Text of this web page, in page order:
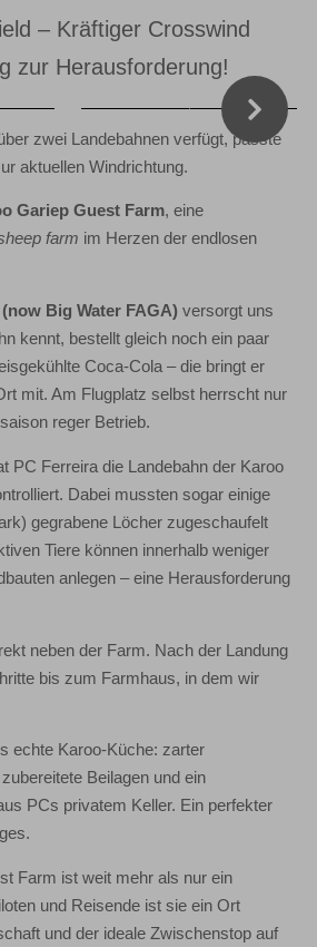
– Kräftiger Crosswind
zur Herausforderung!
zwei Landebahnen verfügt, passte
aktuellen Windrichtung.
Gariep Guest Farm, eine
farm im Herzen der endlosen
Big Water FAGA) versorgt uns
kennt, bestellt gleich noch ein paar
Coca-Cola – die bringt er
mit. Am Flugplatz selbst herrscht nur
reger Betrieb.
PC Ferreira die Landebahn der Karoo
Dabei mussten sogar einige
gegrabene Löcher zugeschaufelt
Tiere können innerhalb weniger
anlegen – eine Herausforderung
neben der Farm. Nach der Landung
bis zum Farmhaus, in dem wir
echte Karoo-Küche: zarter
Beilagen und ein
PCs privatem Keller. Ein perfekter
Farm ist weit mehr als nur ein
und Reisende ist sie ein Ort
und der ideale Zwischenstop auf